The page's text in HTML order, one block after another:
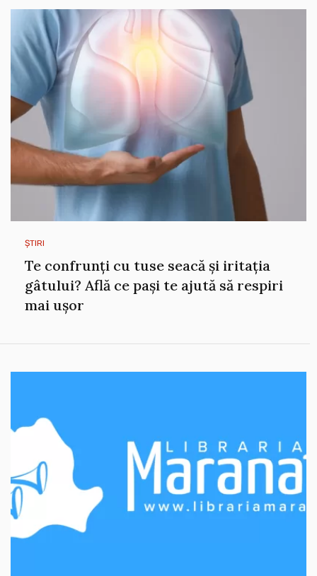
ȘTIRI
Te confrunți cu tuse seacă și iritația
gâtului? Află ce pași te ajută să respiri
mai ușor